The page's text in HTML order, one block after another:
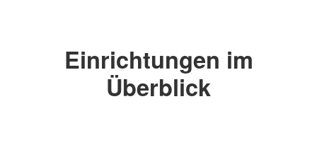
Einrichtungen im
Überblick